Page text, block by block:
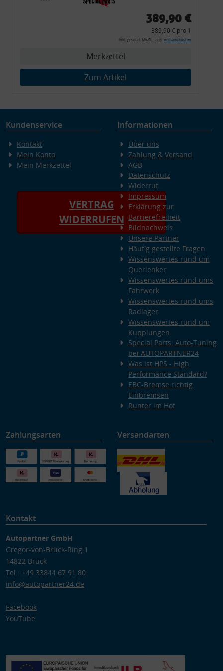
Zierleiste, 2x Kappe,
Montagewerkzeug)
389,90 €
389,90 € pro 1
inkl. gesetzl. MwSt., zzgl. Versandkosten
Merkzettel
Zum Artikel
Kundenservice
Kontakt
Mein Konto
Mein Merkzettel
VERTRAG
WIDERRUFEN
Informationen
Über uns
Zahlung & Versand
AGB
Datenschutz
Widerruf
Impressum
Erklärung zur
Barrierefreiheit
Bildnachweis
Unsere Partner
Häufig gestellte Fragen
Wissenswertes rund um
Querlenker
Wissenswertes rund ums
Fahrwerk
Wissenswertes rund ums
Radlager
Wissenswertes rund um
Kupplungen
Special Parts: Auto-Tuning
bei AUTOPARTNER24
Was ist HPS - High
Performance Standard?
EBC-Bremse richtig
Einbremsen
Runter im Hof
Zahlungsarten Versandarten
Kontakt
Autopartner GmbH
Gregor-von-Brück-Ring 1
14822 Brück
Tel.: +49 33844 67 91 80
info@autopartner24.de
Facebook
YouTube